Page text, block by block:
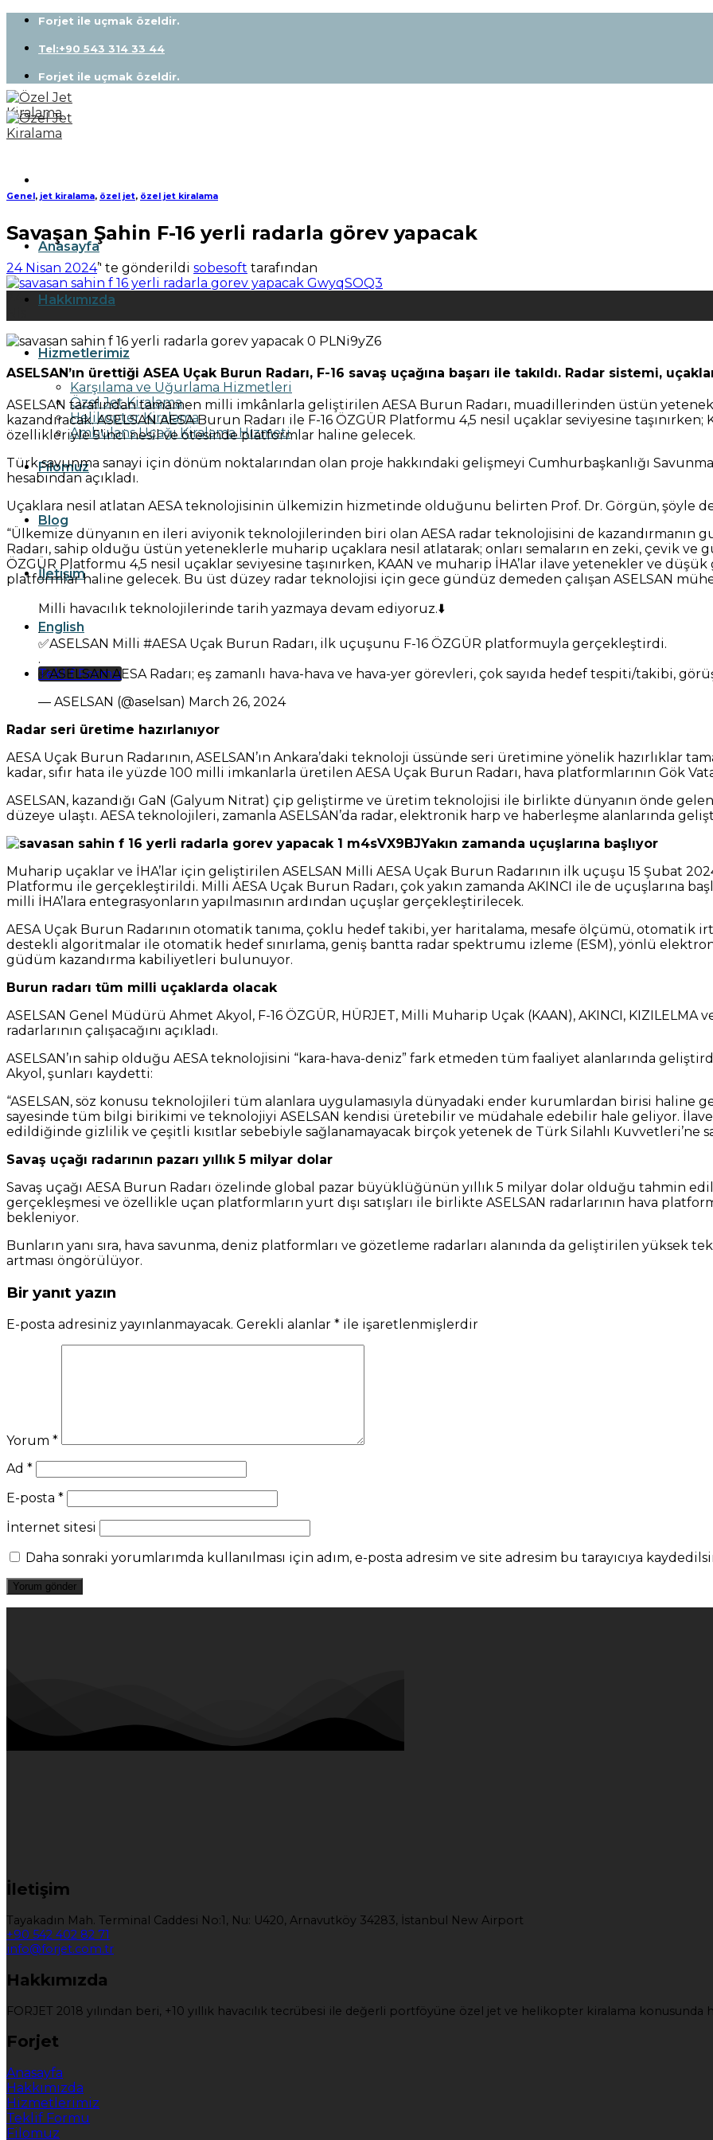
Skip
content
Forjet ile uçmak özeldir.
Tel:+90 543 314 33 44
Forjet ile uçmak özeldir.
Anasayfa
Hakkımızda
Hizmetlerimiz
Karşılama ve Uğurlama Hizmetleri
Özel Jet Kiralama
Helikopter Kiralama
Ambulans Uçağı Kiralama Hizmeti
Filomuz
Blog
İletişim
English
Teklif Formu
Genel, jet kiralama, özel jet, özel jet kiralama
Savaşan Şahin F-16 yerli radarla görev yapacak
24 Nisan 2024’' te gönderildi sobesoft tarafından
ASELSAN’ın ürettiği ASEA Uçak Burun Radarı, F-16 savaş uçağına başarı ile takıldı. Radar sistemi,
ASELSAN tarafından tamamen milli imkânlarla geliştirilen AESA Burun Radarı, muadillerinden üstün
kazandıracak. ASELSAN AESA Burun Radarı ile F-16 ÖZGÜR Platformu 4,5 nesil uçaklar seviyesine
özellikleriyle 5’inci nesil ve ötesinde platformlar haline gelecek.
Türk savunma sanayi için dönüm noktalarından olan proje hakkındaki gelişmeyi Cumhurbaşkanlığı
hesabından açıkladı.
Uçaklara nesil atlatan AESA teknolojisinin ülkemizin hizmetinde olduğunu belirten Prof. Dr. Görgün, şöyle
“Ülkemize dünyanın en ileri aviyonik teknolojilerinden biri olan AESA radar teknolojisini de kazandırmanın
Radarı, sahip olduğu üstün yeteneklerle muharip uçaklara nesil atlatarak; onları semaların en zeki, çevik ve
ÖZGÜR Platformu 4,5 nesil uçaklar seviyesine taşınırken, KAAN ve muharip İHA’lar ilave yetenekler ve
platformlar haline gelecek. Bu üst düzey radar teknolojisi için gece gündüz demeden çalışan ASELSAN
Milli havacılık teknolojilerinde tarih yazmaya devam ediyoruz.⬇️
.
✅ASELSAN Milli #AESA Uçak Burun Radarı, ilk uçuşunu F-16 ÖZGÜR platformuyla gerçekleştirdi.
.
✅ASELSAN AESA Radarı; eş zamanlı hava-hava ve hava-yer görevleri, çok sayıda hedef tespiti/takibi,
— ASELSAN (@aselsan) March 26, 2024
Radar seri üretime hazırlanıyor
AESA Uçak Burun Radarının, ASELSAN’ın Ankara’daki teknoloji üssünde seri üretimine yönelik hazırlıklar
kadar, sıfır hata ile yüzde 100 milli imkanlarla üretilen AESA Uçak Burun Radarı, hava platformlarının Gök
ASELSAN, kazandığı GaN (Galyum Nitrat) çip geliştirme ve üretim teknolojisi ile birlikte dünyanın önde
düzeye ulaştı. AESA teknolojileri, zamanla ASELSAN’da radar, elektronik harp ve haberleşme alanlarında
Yakın zamanda uçuşlarına başlıyor
Muharip uçaklar ve İHA’lar için geliştirilen ASELSAN Milli AESA Uçak Burun Radarının ilk uçuşu 15 Şubat
Platformu ile gerçekleştirildi. Milli AESA Uçak Burun Radarı, çok yakın zamanda AKINCI ile de uçuşlarına
milli İHA’lara entegrasyonların yapılmasının ardından uçuşlar gerçekleştirilecek.
AESA Uçak Burun Radarının otomatik tanıma, çoklu hedef takibi, yer haritalama, mesafe ölçümü, otomatik
destekli algoritmalar ile otomatik hedef sınırlama, geniş bantta radar spektrumu izleme (ESM), yönlü
güdüm kazandırma kabiliyetleri bulunuyor.
Burun radarı tüm milli uçaklarda olacak
ASELSAN Genel Müdürü Ahmet Akyol, F-16 ÖZGÜR, HÜRJET, Milli Muharip Uçak (KAAN), AKINCI, KIZILELMA
radarlarının çalışacağını açıkladı.
ASELSAN’ın sahip olduğu AESA teknolojisini “kara-hava-deniz” fark etmeden tüm faaliyet alanlarında
Akyol, şunları kaydetti:
“ASELSAN, söz konusu teknolojileri tüm alanlara uygulamasıyla dünyadaki ender kurumlardan birisi haline
sayesinde tüm bilgi birikimi ve teknolojiyi ASELSAN kendisi üretebilir ve müdahale edebilir hale geliyor.
edildiğinde gizlilik ve çeşitli kısıtlar sebebiyle sağlanamayacak birçok yetenek de Türk Silahlı Kuvvetleri’ne
Savaş uçağı radarının pazarı yıllık 5 milyar dolar
Savaş uçağı AESA Burun Radarı özelinde global pazar büyüklüğünün yıllık 5 milyar dolar olduğu tahmin
gerçekleşmesi ve özellikle uçan platformların yurt dışı satışları ile birlikte ASELSAN radarlarının hava
bekleniyor.
Bunların yanı sıra, hava savunma, deniz platformları ve gözetleme radarları alanında da geliştirilen yüksek
artması öngörülüyor.
Bir yanıt yazın
E-posta adresiniz yayınlanmayacak. Gerekli alanlar * ile işaretlenmişlerdir
Yorum *
Ad *
E-posta *
İnternet sitesi
Daha sonraki yorumlarımda kullanılması için adım, e-posta adresim ve site adresim bu tarayıcıya
İletişim
Tayakadın Mah. Terminal Caddesi No:1, Nu: U420, Arnavutköy 34283, İstanbul New Airport
+90 542 402 82 71
info@forjet.com.tr
Hakkımızda
FORJET 2018 yılından beri, +10 yıllık havacılık tecrübesi ile değerli portföyüne özel jet ve helikopter kiralama
Forjet
Anasayfa
Hakkımızda
Hizmetlerimiz
Teklif Formu
Filomuz